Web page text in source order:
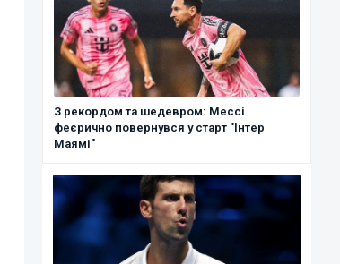
З рекордом та шедевром: Мессі
феєрично повернувся у старт "Інтер
Маямі"